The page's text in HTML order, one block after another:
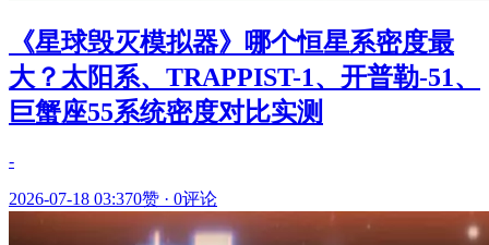
《星球毁灭模拟器》哪个恒星系密度最
大？太阳系、TRAPPIST-1、开普勒-51、
巨蟹座55系统密度对比实测
-
2026-07-18 03:370赞 · 0评论